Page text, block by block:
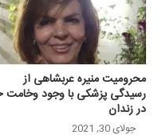
محرومیت منیره عربشاهی از
رسیدگی پزشکی با وجود وخامت
در زندان
جولای 30, 2021